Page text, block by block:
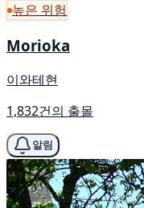
높은 위험
Morioka
이와테현
1,832건의 출몰
알림